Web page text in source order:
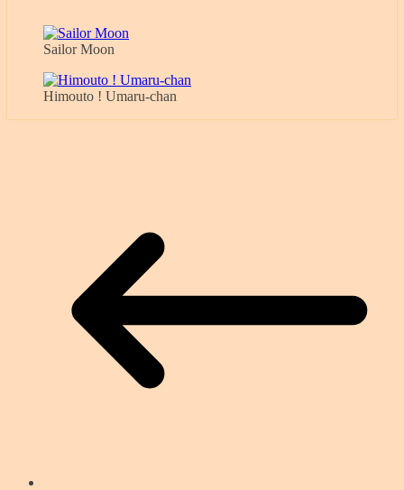
Sailor Moon
Himouto ! Umaru-chan